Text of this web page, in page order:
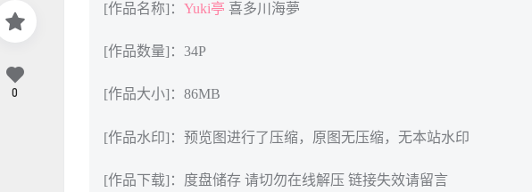
[作品名称]： Yuki亭 喜多川海夢
[作品数量]：34P
[作品大小]：86MB
[作品水印]：预览图进行了压缩，原图无压缩，无本站水印
[作品下载]：度盘储存 请切勿在线解压 链接失效请留言
0